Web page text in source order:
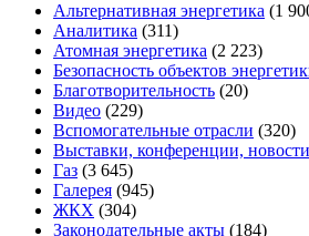
Альтернативная энергетика (1
Аналитика (311)
Атомная энергетика (2 223)
Безопасность объектов
Благотворительность (20)
Видео (229)
Вспомогательные отрасли (320)
Выставки, конференции, новости
Газ (3 645)
Галерея (945)
ЖКХ (304)
Законодательные акты (184)